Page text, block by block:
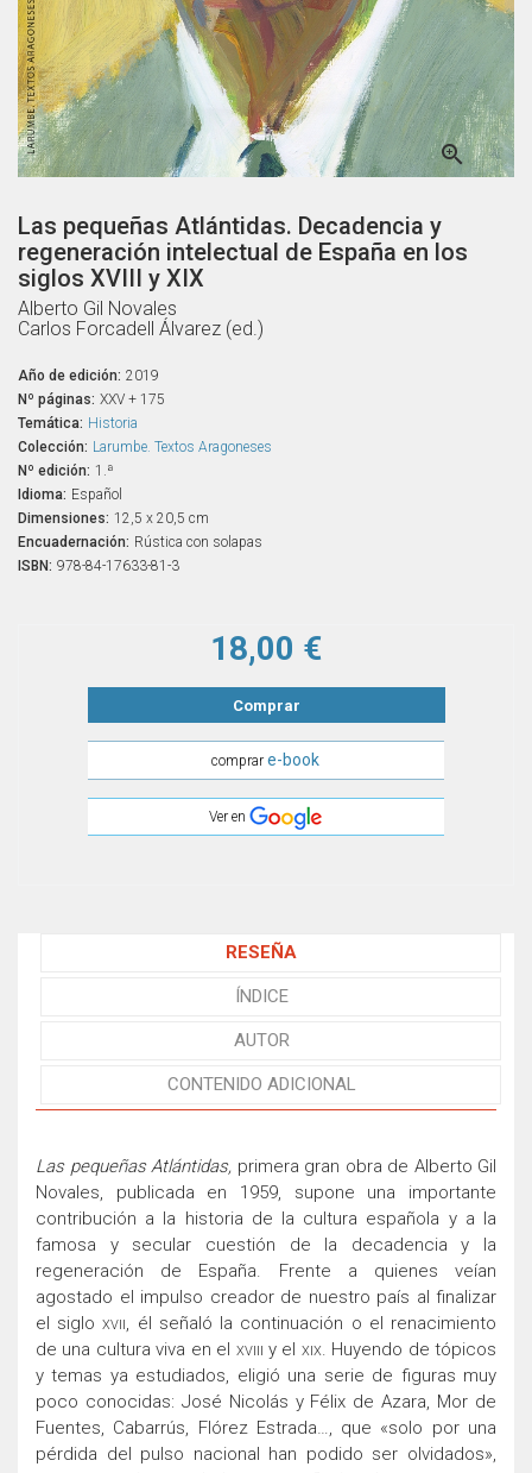

Las pequeñas Atlántidas. Decadencia y
regeneración intelectual de España en los
siglos XVIII y XIX
Alberto Gil Novales
Carlos Forcadell Álvarez (ed.)
Año de edición: 2019
Nº páginas: XXV + 175
Temática: Historia
Colección: Larumbe. Textos Aragoneses
Nº edición: 1.ª
Idioma: Español
Dimensiones: 12,5 x 20,5 cm
Encuadernación: Rústica con solapas
ISBN: 978-84-17633-81-3
18,00 €
Comprar
comprare-book
Ver en
RESEÑA
ÍNDICE
AUTOR
CONTENIDO ADICIONAL
Las pequeñas Atlántidas, primera gran obra de Alberto Gil
Novales, publicada en 1959, supone una importante
contribución a la historia de la cultura española y a la
famosa y secular cuestión de la decadencia y la
regeneración de España. Frente a quienes veían
agostado el impulso creador de nuestro país al finalizar
el sigloxvii, él señaló la continuación o el renacimiento
de una cultura viva en el xviii y el xix. Huyendo de tópicos
y temas ya estudiados, eligió una serie de figuras muy
poco conocidas: José Nicolás y Félix de Azara, Mor de
Fuentes, Cabarrús, Flórez Estrada…, que «solo por una
pérdida del pulso nacional han podido ser olvidados»,